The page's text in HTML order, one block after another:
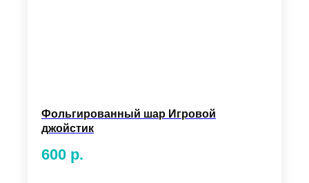
Фольгированный шар Игровой
джойстик
600 р.